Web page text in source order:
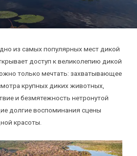
из самых популярных мест дикой
доступ к великолепию дикой
только мечтать: захватывающее
крупных диких животных,
и безмятежность нетронутой
долгие воспоминания сцены
красоты.